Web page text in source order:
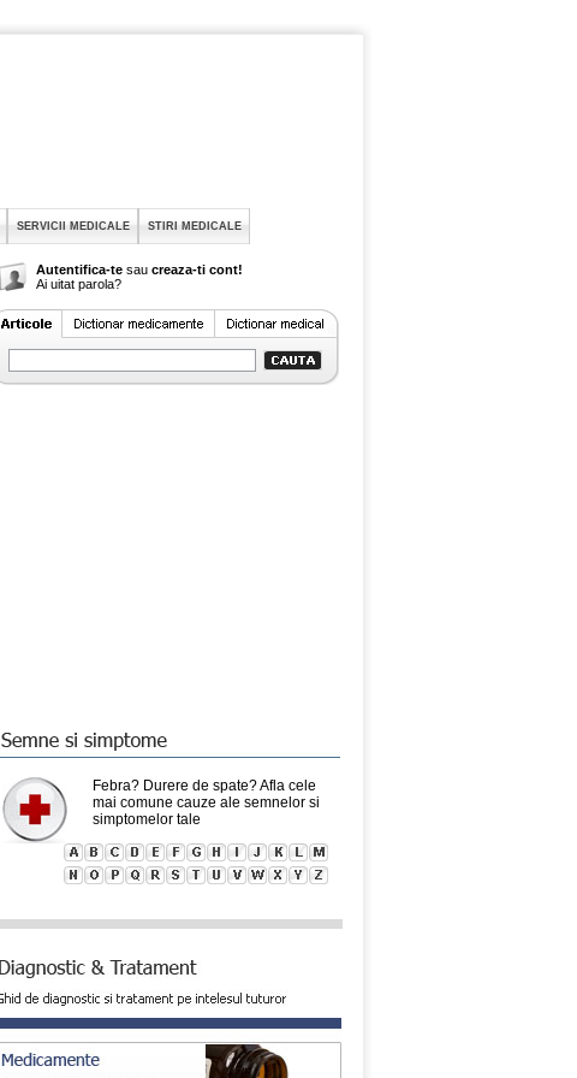
SERVICII MEDICALE STIRI MEDICALE
Autentifica-te sau creaza-ti cont!
Ai uitat parola?
Febra? Durere de spate? Afla cele
mai comune cauze ale semnelor si
simptomelor tale